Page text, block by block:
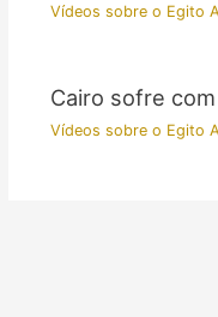
Vídeos sobre o Egito
Cairo sofre
Vídeos sobre o Egito